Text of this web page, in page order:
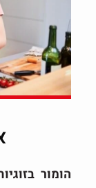
הומור